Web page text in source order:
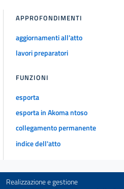
APPROFONDIMENTI
aggiornamenti all'atto
lavori preparatori
FUNZIONI
esporta
esporta in Akoma ntoso
collegamento permanente
indice dell'atto
Realizzazione e gestione